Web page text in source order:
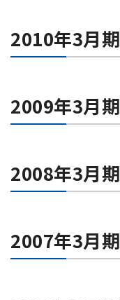
2010年3月期
2009年3月期
2008年3月期
2007年3月期